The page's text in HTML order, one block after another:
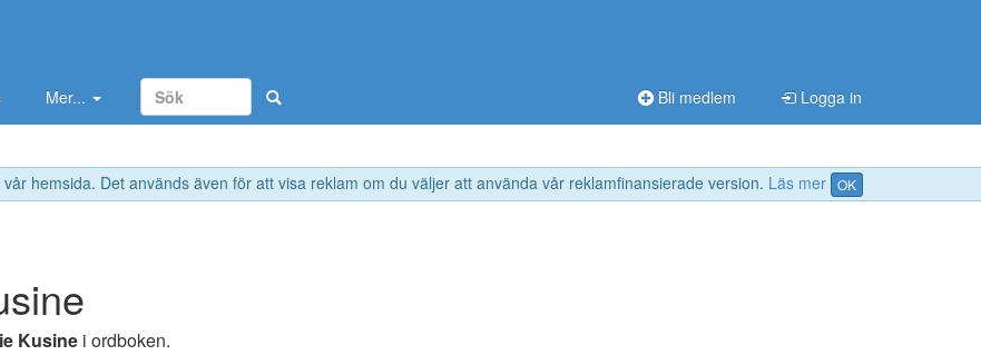
hemsida. Det används även för att visa reklam om du väljer att använda vår reklamfinansierade version. Läs mer OK
Mer... Bli medlem Logga in
Kusine i ordboken.